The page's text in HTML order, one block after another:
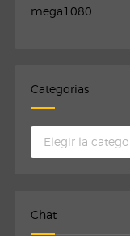
mega1080
Categorias
Categorias
Chat